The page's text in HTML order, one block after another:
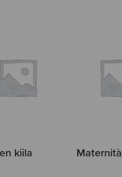
kiila Maternità